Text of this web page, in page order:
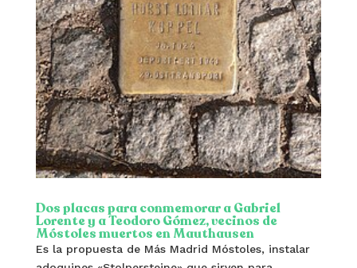
Dos placas para conmemorar a Gabriel
Lorente y a Teodoro Gómez, vecinos de
Móstoles muertos en Mauthausen
Es la propuesta de Más Madrid Móstoles, instalar